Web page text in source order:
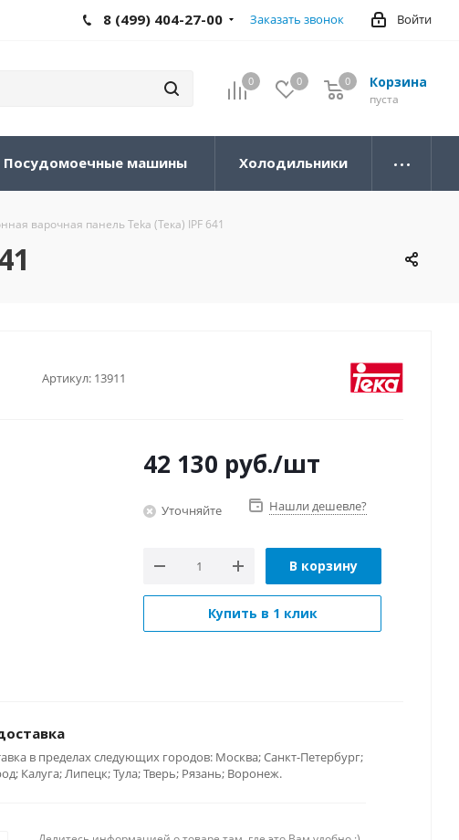
Войти
8 (499) 404-27-00 Заказать звонок
0 0 Корзина
0
пуста
0
Посудомоечные машины Холодильники
варочная панель Teka (Тека) IPF 641
Артикул: 13911
42 130 руб./шт
Уточняйте Нашли дешевле?
В корзину
Купить в 1 клик
в пределах следующих городов: Москва; Санкт-Петербург;
Калуга; Липецк; Тула; Тверь; Рязань; Воронеж.